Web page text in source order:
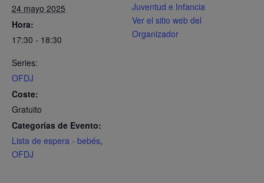
24 mayo 2025
Hora:
17:30 - 18:30
Series:
OFDJ
Coste:
Gratuito
Categorías de Evento:
Lista de espera - bebés,
OFDJ
Juventud e Infancia
Ver el sitio web del
Organizador